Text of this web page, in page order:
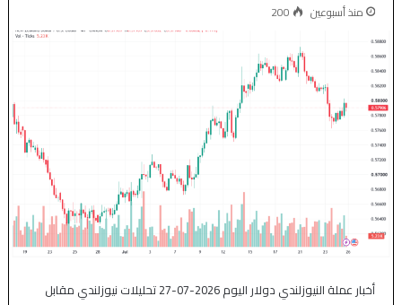
منذ أسبوعين 200
أخبار عملة النيوزلندي دولار اليوم 2026-07-27 تحليلات نيوزلندي مقابل